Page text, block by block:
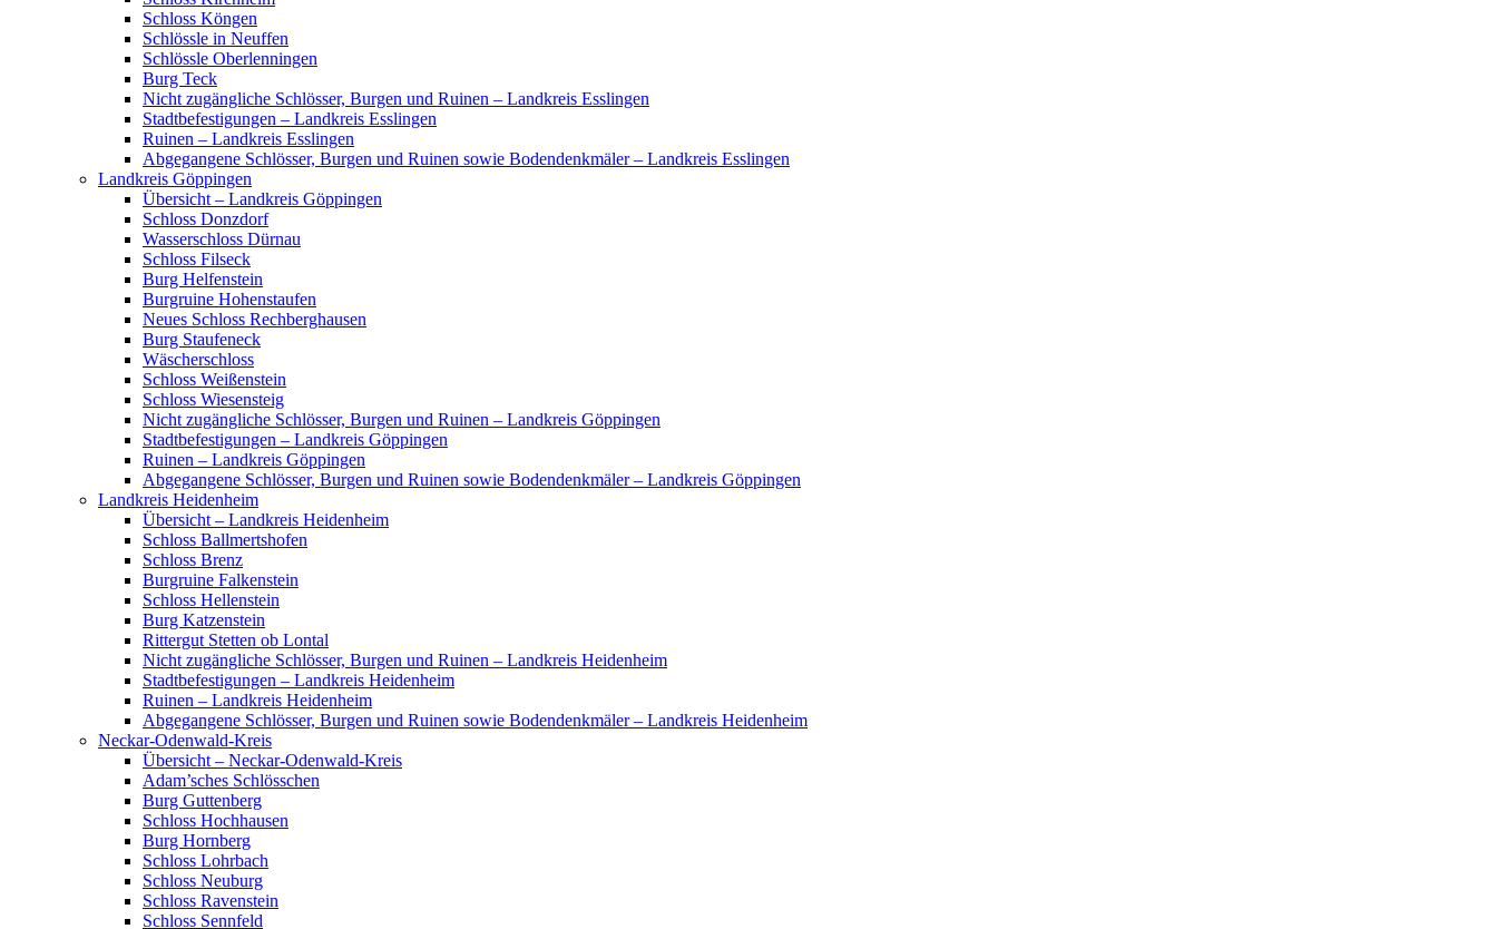
Schloss Köngen
Schlössle in Neuffen
Schlössle Oberlenningen
Burg Teck
Nicht zugängliche Schlösser, Burgen und Ruinen – Landkreis Esslingen
Stadtbefestigungen – Landkreis Esslingen
Ruinen – Landkreis Esslingen
Abgegangene Schlösser, Burgen und Ruinen sowie Bodendenkmäler – Landkreis Esslingen
Landkreis Göppingen
Übersicht – Landkreis Göppingen
Schloss Donzdorf
Wasserschloss Dürnau
Schloss Filseck
Burg Helfenstein
Burgruine Hohenstaufen
Neues Schloss Rechberghausen
Burg Staufeneck
Wäscherschloss
Schloss Weißenstein
Schloss Wiesensteig
Nicht zugängliche Schlösser, Burgen und Ruinen – Landkreis Göppingen
Stadtbefestigungen – Landkreis Göppingen
Ruinen – Landkreis Göppingen
Abgegangene Schlösser, Burgen und Ruinen sowie Bodendenkmäler – Landkreis Göppingen
Landkreis Heidenheim
Übersicht – Landkreis Heidenheim
Schloss Ballmertshofen
Schloss Brenz
Burgruine Falkenstein
Schloss Hellenstein
Burg Katzenstein
Rittergut Stetten ob Lontal
Nicht zugängliche Schlösser, Burgen und Ruinen – Landkreis Heidenheim
Stadtbefestigungen – Landkreis Heidenheim
Ruinen – Landkreis Heidenheim
Abgegangene Schlösser, Burgen und Ruinen sowie Bodendenkmäler – Landkreis Heidenheim
Neckar-Odenwald-Kreis
Übersicht – Neckar-Odenwald-Kreis
Adam’sches Schlösschen
Burg Guttenberg
Schloss Hochhausen
Burg Hornberg
Schloss Lohrbach
Schloss Neuburg
Schloss Ravenstein
Schloss Sennfeld